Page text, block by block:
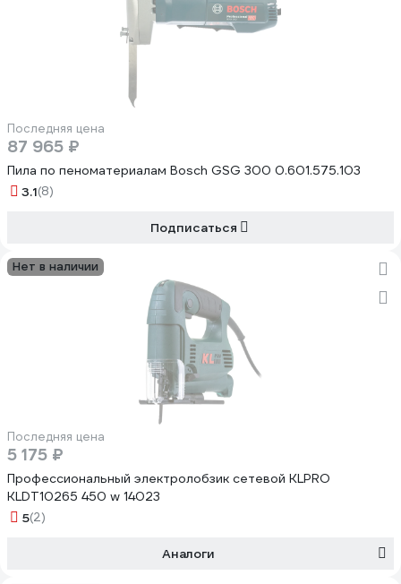
Последняя цена
87 965 ₽
Пила по пеноматериалам Bosch GSG 300 0.601.575.103
3.1(8)
Подписаться
Нет в наличии
Последняя цена
5 175 ₽
Профессиональный электролобзик сетевой KLPRO
KLDT10265 450 w 14023
5(2)
Аналоги